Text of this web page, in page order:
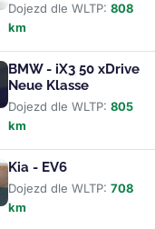
Dojezd dle WLTP: 808
km
BMW - iX3 50 xDrive
Neue Klasse
Dojezd dle WLTP: 805
km
Kia - EV6
Dojezd dle WLTP: 708
km